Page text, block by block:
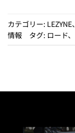
カテゴリー: LEZYNE、
情報 タグ: ロード、